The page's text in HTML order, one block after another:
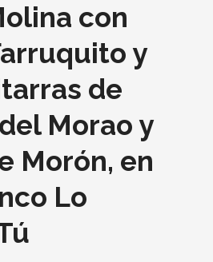
con
y
de
Morao y
Morón, en
Lo